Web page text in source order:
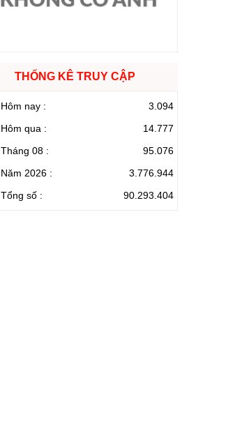
THỐNG KÊ TRUY CẬP
Hôm nay :
3.094
Hôm qua :
14.777
Tháng 08 :
95.076
Năm 2026 :
3.776.944
Tổng số :
90.293.404